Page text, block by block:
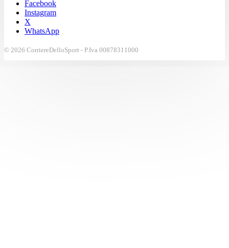
Facebook
Instagram
X
WhatsApp
© 2026 CorriereDelloSport - P.Iva 00878311000